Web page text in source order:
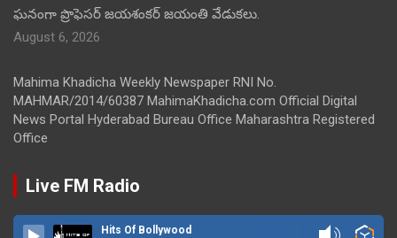
ఘనంగా ప్రొఫెసర్ జయశంకర్ జయంతి వేడుకలు.
August 6, 2026
Mahima Khadicha Weekly Newspaper RNI No.
MAHMAR/2014/60387 MahimaKhadicha.com Official Digital
News Portal Hyderabad Bureau Office Maharashtra Registered
Office
Live FM Radio
Hits Of Bollywood